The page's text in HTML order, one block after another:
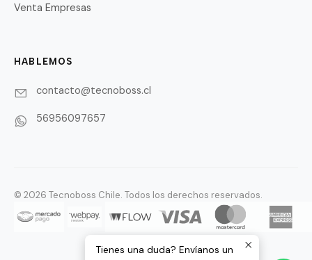
Venta Empresas
HABLEMOS
contacto@tecnoboss.cl
56956097657
© 2026 Tecnoboss Chile. Todos los derechos reservados.
Tienes una duda? Envíanos un